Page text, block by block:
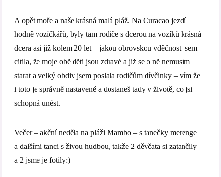
A opět moře a naše krásná malá pláž. Na Curacao jezdí
hodně vozíčkářů, byly tam rodiče s dcerou na vozíků krásná
dcera asi již kolem 20 let – jakou obrovskou vděčnost jsem
cítila, že moje obě děti jsou zdravé a již se o ně nemusím
starat a velký obdiv jsem poslala rodičům dívčinky – vím že
i toto je správně nastavené a dostaneš tady v životě, co jsi
schopná unést.
Večer – akční neděla na pláži Mambo – s tanečky merenge
a dalšími tanci s živou hudbou, takže 2 děvčata si zatančily
a 2 jsme je fotily:)